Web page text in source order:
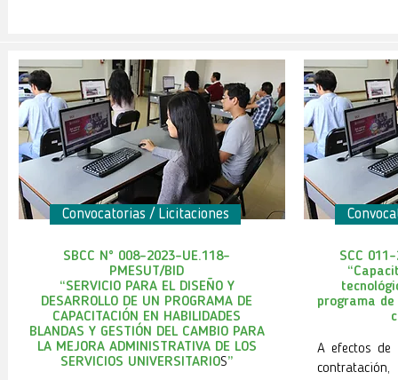
Convocatorias / Licitaciones
SBCC N° 008-2023-UE.118-
PMESUT/BID
“SERVICIO PARA EL DISEÑO Y
DESARROLLO DE UN PROGRAMA DE
CAPACITACIÓN EN HABILIDADES
BLANDAS Y GESTIÓN DEL CAMBIO PARA
LA MEJORA ADMINISTRATIVA DE LOS
SERVICIOS UNIVERSITARIOS”
SCC
“
programa de
A efectos de